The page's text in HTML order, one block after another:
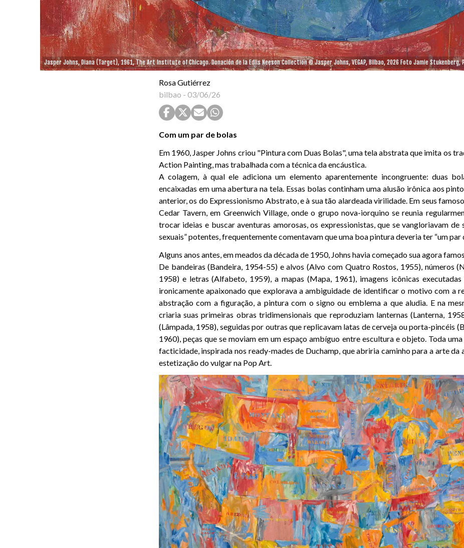
Jasper Johns, Diana (Target), 1961, The Art Institute of Chicago. Donación de la Edlis Neeson Collection © Jasper Johns, VEGAP, Bilbao, 2026 Foto Jamie
Rosa Gutiérrez
bilbao - 03/06/26
Com um par de bolas
Em 1960, Jasper Johns criou "Pintura com Duas Bolas", uma tela abstrata que imita os
Action Painting, mas trabalhada com a técnica da encáustica.
A colagem, à qual ele adiciona um elemento aparentemente incongruente: duas
encaixadas em uma abertura na tela. Essas bolas continham uma alusão irônica aos
anterior, os do Expressionismo Abstrato, e à sua tão alardeada virilidade. Em seus
Cedar Tavern, em Greenwich Village, onde o grupo nova-iorquino se reunia
trocar ideias e buscar aventuras amorosas, os expressionistas, que se vangloriavam de
sexuais” potentes, frequentemente comentavam que uma boa pintura deveria ter “um par
Alguns anos antes, em meados da década de 1950, Johns havia começado sua agora
De bandeiras (Bandeira, 1954-55) e alvos (Alvo com Quatro Rostos, 1955), números
1958) e letras (Alfabeto, 1959), a mapas (Mapa, 1961), imagens icônicas
ironicamente apaixonado que explorava a ambiguidade de identificar o motivo com a
abstração com a figuração, a pintura com o signo ou emblema a que aludia. E na
criaria suas primeiras obras tridimensionais que reproduziam lanternas (Lanterna,
(Lâmpada, 1958), seguidas por outras que replicavam latas de cerveja ou porta-pincéis
1960), peças que se moviam em um espaço ambíguo entre escultura e objeto. Toda
facticidade, inspirada nos ready-mades de Duchamp, que abriria caminho para a arte da
estetização do vulgar na Pop Art.